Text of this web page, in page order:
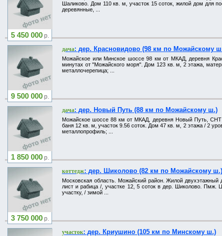
5 450 000р.
Шаликово. Дом 110 кв. м, участок 15 соток, жилой дом для
деревянные, ...
9 500 000р.
дача: дер. Красновидово (98 км по Можайскому
Можайское или Минское шоссе 98 км от МКАД, деревня
минутах от "Можайского моря". Дом 123 кв. м, 2 этажа,
металлочерепица; ...
1 850 000р.
дача: дер. Новый Путь (88 км по Можайскому ш.)
Можайское шоссе 88 км от МКАД, деревня Новый Путь,
баня 12 кв. м, участок 9.56 соток. Дом 47 кв. м, 2 этажа / 2
металлопрофиль; ...
3 750 000р.
коттедж: дер. Шиколово (82 км по Можайскому ш.)
Московская область. Можайский район. Жилой
лист и рабица /, участке 12, 5 соток в дер. Шиколово. Пмж.
участку, / зимой ...
участок: дер. Криушино (105 км по Минскому ш.)